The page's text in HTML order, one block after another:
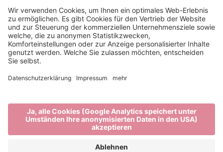
Brixen Tourismus
Privacy
Impressum
Förderungen
produced by